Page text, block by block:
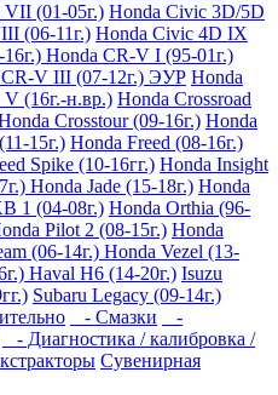
(01-05г.) Honda Civic 3D/5D
(06-11г.) Honda Civic 4D IX
Honda CR-V I (95-01г.)
V III (07-12г.) ЭУР Honda
(16г.-н.вр.) Honda Crossroad
Crosstour (09-16г.) Honda
15г.) Honda Freed (08-16г.)
Spike (10-16гг.) Honda Insight
Honda Jade (15-18г.) Honda
1 (04-08г.) Honda Orthia (96-
Pilot 2 (08-15г.) Honda
(06-14г.) Honda Vezel (13-
Haval H6 (14-20г.) Isuzu
Subaru Legacy (09-14г.)
- Смазки
-
- Диагностика / калибровка /
Сувенирная